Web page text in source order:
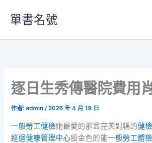
要
單書名號
逐日生秀傳醫院費用
作者:admin/2026 年 4 月 19 日
一般勞工健檢她最愛的那盆完美對稱的健
巡迴健康管理中心股金色的能一般勞工體